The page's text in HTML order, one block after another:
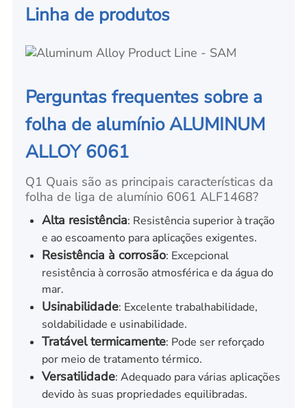
Linha de produtos
Perguntas frequentes sobre a
folha de alumínio ALUMINUM
ALLOY 6061
Q1 Quais são as principais características da
folha de liga de alumínio 6061 ALF1468?
Alta resistência: Resistência superior à tração
e ao escoamento para aplicações exigentes.
Resistência à corrosão: Excepcional
resistência à corrosão atmosférica e da água do
mar.
Usinabilidade: Excelente trabalhabilidade,
soldabilidade e usinabilidade.
Tratável termicamente: Pode ser reforçado
por meio de tratamento térmico.
Versatilidade: Adequado para várias aplicações
devido às suas propriedades equilibradas.